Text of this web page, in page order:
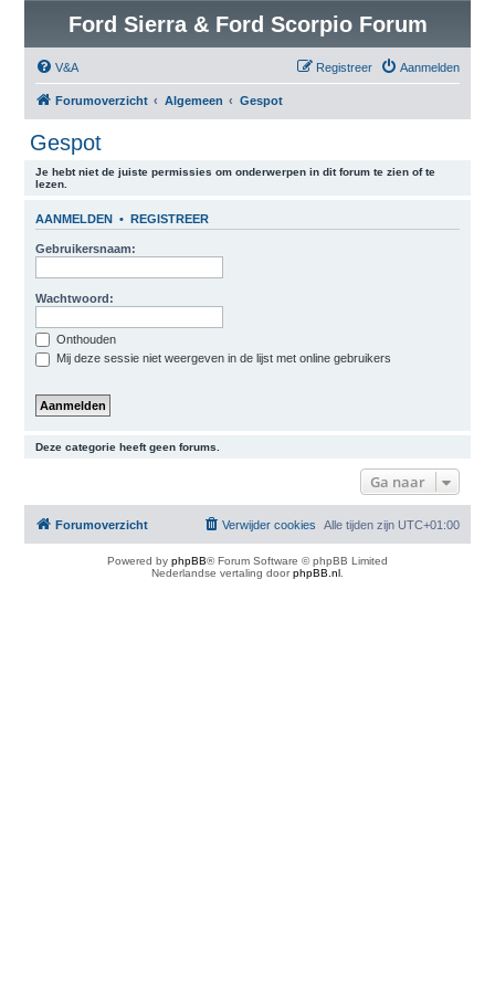
Ford Sierra & Ford Scorpio Forum
V&A Aanmelden
Registreer
Forumoverzicht Algemeen Gespot
Gespot
Je hebt niet de juiste permissies om onderwerpen in dit forum te zien of te
lezen.
AANMELDEN • REGISTREER
Gebruikersnaam:
Wachtwoord:
Onthouden
Mij deze sessie niet weergeven in de lijst met online gebruikers
Deze categorie heeft geen forums.
Ga naar
Forumoverzicht Alle tijden zijn UTC+01:00
Verwijder cookies
Powered by phpBB® Forum Software © phpBB Limited
Nederlandse vertaling doorphpBB.nl